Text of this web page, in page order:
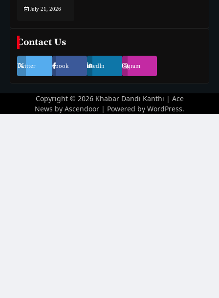
July 21, 2026
Contact Us
Twitter Facebook LinkedIn Instagram
Copyright © 2026 Khabar Dandi Kanthi | Ace
News by Ascendoor | Powered by WordPress.